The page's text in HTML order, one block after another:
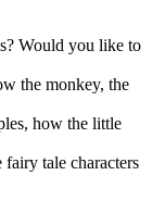
Would you like to
the monkey, the
how the little
fairy tale characters